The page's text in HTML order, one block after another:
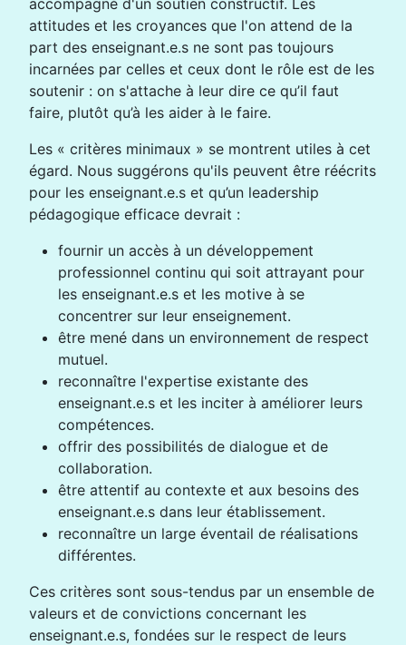
accompagné d'un soutien constructif. Les
attitudes et les croyances que l'on attend de la
part des enseignant.e.s ne sont pas toujours
incarnées par celles et ceux dont le rôle est de les
soutenir : on s'attache à leur dire ce qu’il faut
faire, plutôt qu’à les aider à le faire.
Les « critères minimaux » se montrent utiles à cet
égard. Nous suggérons qu'ils peuvent être réécrits
pour les enseignant.e.s et qu’un leadership
pédagogique efficace devrait :
fournir un accès à un développement
professionnel continu qui soit attrayant pour
les enseignant.e.s et les motive à se
concentrer sur leur enseignement.
être mené dans un environnement de respect
mutuel.
reconnaître l'expertise existante des
enseignant.e.s et les inciter à améliorer leurs
compétences.
offrir des possibilités de dialogue et de
collaboration.
être attentif au contexte et aux besoins des
enseignant.e.s dans leur établissement.
reconnaître un large éventail de réalisations
différentes.
Ces critères sont sous-tendus par un ensemble de
valeurs et de convictions concernant les
enseignant.e.s, fondées sur le respect de leurs